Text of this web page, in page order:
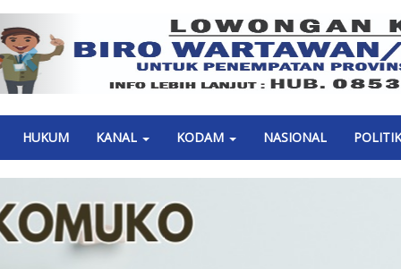
Previous
HUKUM KANAL KODAM NASIONAL POLITIK